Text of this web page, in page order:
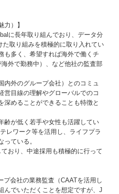
力）】
に長年取り組んでおり、データ分
取り組みを積極的に取り入れてい
も多く、希望すれば海外で働くチ
外で勤務中）、など他社の監査部
内外のグループ会社）とのコミュ
営目線の理解やグローバルでのコ
深めることができることも特徴と
齢が低く若手や女性も活躍してい
レワーク等を活用し、ライフプラ
っている。
おり、中途採用も積極的に行って
プ会社の業務監査（CAATを活用し
んでいただくことを想定ですが、J